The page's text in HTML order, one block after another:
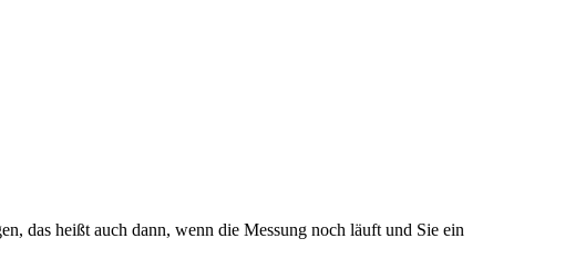
das heißt auch dann, wenn die Messung noch läuft und Sie ein